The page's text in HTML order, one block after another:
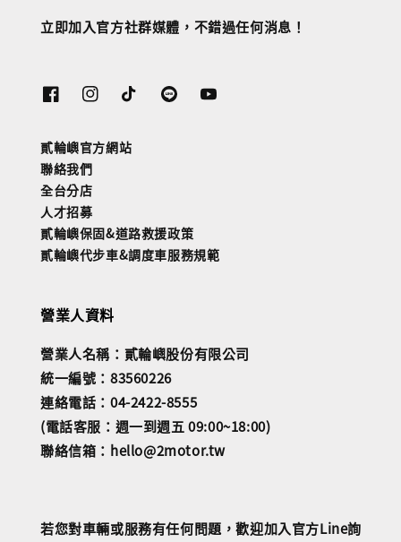
立即加入官方社群媒體，不錯過任何消息！
貳輪嶼官方網站
聯絡我們
全台分店
人才招募
貳輪嶼保固&道路救援政策
貳輪嶼代步車&調度車服務規範
營業人資料
營業人名稱：貳輪嶼股份有限公司
統一編號：83560226
連絡電話：04-2422-8555
(電話客服：週一到週五 09:00~18:00)
聯絡信箱：hello@2motor.tw
若您對車輛或服務有任何問題，歡迎加入官方Line詢